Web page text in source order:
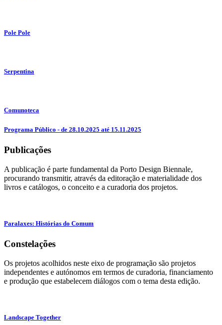
Pole Pole
Serpentina
Comunoteca
Programa Público - de 28.10.2025 até 15.11.2025
Publicações
A publicação é parte fundamental da Porto Design Biennale,
procurando transmitir, através da editoração e materialidade dos
livros e catálogos, o conceito e a curadoria dos projetos.
Paralaxes: Histórias do Comum
Constelações
Os projetos acolhidos neste eixo de programação são projetos
independentes e autónomos em termos de curadoria, financiamento
e produção que estabelecem diálogos com o tema desta edição.
Landscape Together